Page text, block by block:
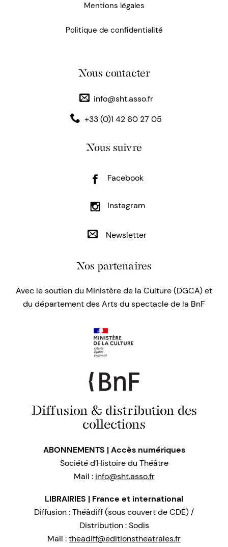
Mentions légales
Politique de confidentialité
Nous contacter
info@sht.asso.fr
+33 (0)1 42 60 27 05
Nous suivre
Facebook
Instagram
Newsletter
Nos partenaires
Avec le soutien du Ministère de la Culture (DGCA) et
du département des Arts du spectacle de la BnF
Diffusion & distribution des
collections
ABONNEMENTS | Accès numériques
Société d’Histoire du Théâtre
Mail : info@sht.asso.fr
LIBRAIRIES | France et international
Diffusion : Théâdiff (sous couvert de CDE) /
Distribution : Sodis
Mail :theadiff@editionstheatrales.fr